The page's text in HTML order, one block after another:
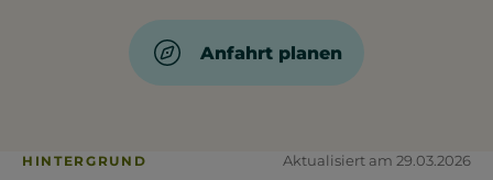
Anfahrt planen
HINTERGRUND Aktualisiert am 29.03.2026